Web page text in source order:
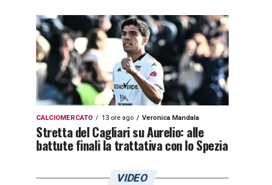
CALCIOMERCATO 13 ore ago Veronica Mandala
Stretta del Cagliari su Aurelio: alle
battute finali la trattativa con lo Spezia
VIDEO